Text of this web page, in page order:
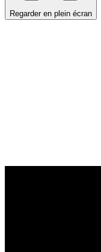
Regarder en plein écran